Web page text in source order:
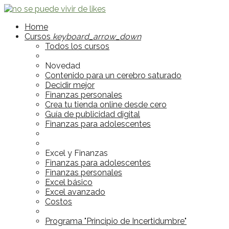
Home
Cursos keyboard_arrow_down
Todos los cursos
Novedad
Contenido para un cerebro saturado
Decidir mejor
Finanzas personales
Crea tu tienda online desde cero
Guía de publicidad digital
Finanzas para adolescentes
Excel y Finanzas
Finanzas para adolescentes
Finanzas personales
Excel básico
Excel avanzado
Costos
Programa "Principio de Incertidumbre"